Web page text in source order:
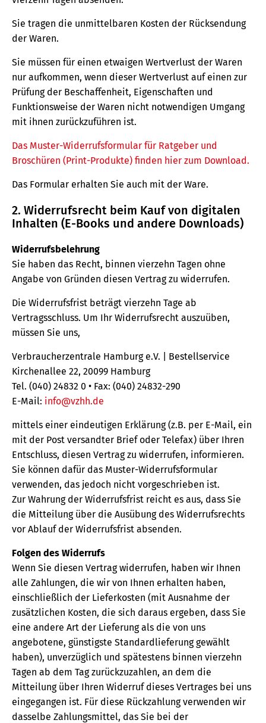
Sie tragen die unmittelbaren Kosten der Rücksendung
der Waren.
Sie müssen für einen etwaigen Wertverlust der Waren
nur aufkommen, wenn dieser Wertverlust auf einen zur
Prüfung der Beschaffenheit, Eigenschaften und
Funktionsweise der Waren nicht notwendigen Umgang
mit ihnen zurückzuführen ist.
Das Muster-Widerrufsformular für Ratgeber und
Broschüren (Print-Produkte) finden hier zum Download.
Das Formular erhalten Sie auch mit der Ware.
2. Widerrufsrecht beim Kauf von digitalen
Inhalten (E-Books und andere Downloads)
Widerrufsbelehrung
Sie haben das Recht, binnen vierzehn Tagen ohne
Angabe von Gründen diesen Vertrag zu widerrufen.
Die Widerrufsfrist beträgt vierzehn Tage ab
Vertragsschluss. Um Ihr Widerrufsrecht auszuüben,
müssen Sie uns,
Verbraucherzentrale Hamburg e.V. | Bestellservice
Kirchenallee 22, 20099 Hamburg
Tel. (040) 24832 0 • Fax: (040) 24832-290
E-Mail: info@vzhh.de
mittels einer eindeutigen Erklärung (z.B. per E-Mail, ein
mit der Post versandter Brief oder Telefax) über Ihren
Entschluss, diesen Vertrag zu widerrufen, informieren.
Sie können dafür das Muster-Widerrufsformular
verwenden, das jedoch nicht vorgeschrieben ist.
Zur Wahrung der Widerrufsfrist reicht es aus, dass Sie
die Mitteilung über die Ausübung des Widerrufsrechts
vor Ablauf der Widerrufsfrist absenden.
Folgen des Widerrufs
Wenn Sie diesen Vertrag widerrufen, haben wir Ihnen
alle Zahlungen, die wir von Ihnen erhalten haben,
einschließlich der Lieferkosten (mit Ausnahme der
zusätzlichen Kosten, die sich daraus ergeben, dass Sie
eine andere Art der Lieferung als die von uns
angebotene, günstigste Standardlieferung gewählt
haben), unverzüglich und spätestens binnen vierzehn
Tagen ab dem Tag zurückzuzahlen, an dem die
Mitteilung über Ihren Widerruf dieses Vertrages bei uns
eingegangen ist. Für diese Rückzahlung verwenden wir
dasselbe Zahlungsmittel, das Sie bei der